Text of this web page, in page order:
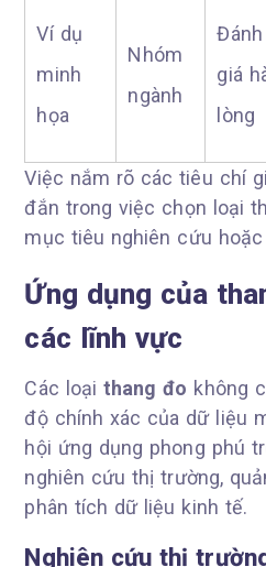
Ví dụ
minh
họa
Nhóm
ngành
Đánh
giá
lòng
Việc nắm rõ các tiêu chí
đắn trong việc chọn loại
mục tiêu nghiên cứu hoặc
Ứng dụng của
các lĩnh vực
Các loại thang đo không
độ chính xác của dữ liệu
hội ứng dụng phong phú
nghiên cứu thị trường,
phân tích dữ liệu kinh tế.
Nghiên cứu thị